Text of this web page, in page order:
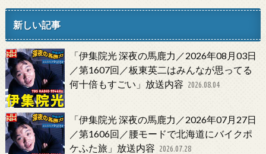
新しい記事
「伊集院光 深夜の馬鹿力／2026年08月03日
／第1607回／板東英二はみんなが思ってる
何十倍もすごい」放送内容 2026.08.04
「伊集院光 深夜の馬鹿力／2026年07月27日
／第1606回／腰モードで北海道にバイクポ
ケふた旅」放送内容 2026.07.28